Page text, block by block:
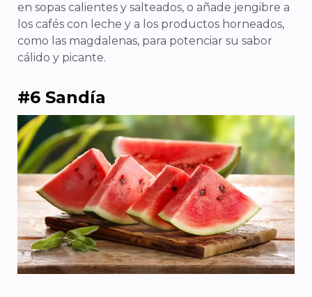
en sopas calientes y salteados, o añade jengibre a
los cafés con leche y a los productos horneados,
como las magdalenas, para potenciar su sabor
cálido y picante.
#6 Sandía